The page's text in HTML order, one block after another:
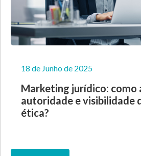
18 de Junho de 2025
Marketing jurídico: como
autoridade e visibilidade
ética?